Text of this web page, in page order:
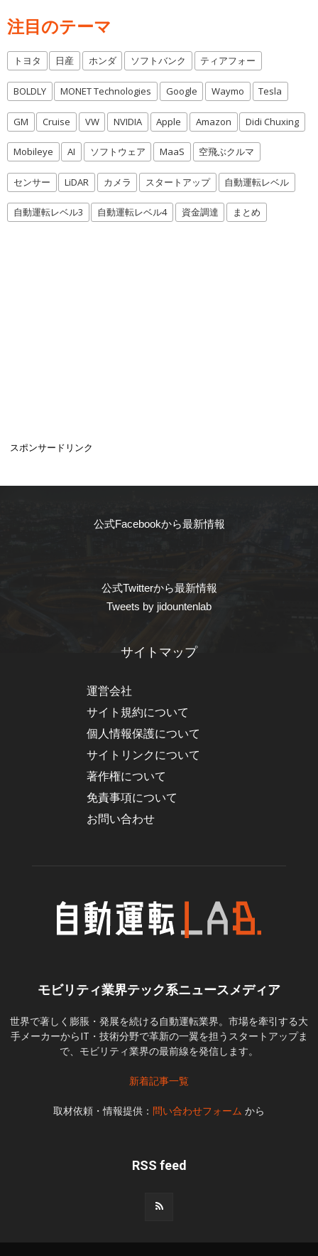
注目のテーマ
トヨタ 日産 ホンダ ソフトバンク ティアフォー
BOLDLY MONET Technologies Google Waymo Tesla
GM Cruise VW NVIDIA Apple Amazon Didi Chuxing
Mobileye AI ソフトウェア MaaS 空飛ぶクルマ
センサー LiDAR カメラ スタートアップ 自動運転レベル
自動運転レベル3 自動運転レベル4 資金調達 まとめ
スポンサードリンク
公式Facebookから最新情報
公式Twitterから最新情報
Tweets by jidountenlab
サイトマップ
運営会社
サイト規約について
個人情報保護について
サイトリンクについて
著作権について
免責事項について
お問い合わせ
モビリティ業界テック系ニュースメディア
世界で著しく膨脹・発展を続ける自動運転業界。市場を牽引する大
手メーカーからIT・技術分野で革新の一翼を担うスタートアップま
で、モビリティ業界の最前線を発信します。
新着記事一覧
取材依頼・情報提供： 問い合わせフォーム から
RSS feed